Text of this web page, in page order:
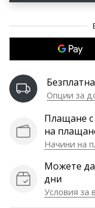
страница
Накарайте
ги
да
генерират
Покажи
всички
статии
Опции за
Плащане с
на
Начини на
Можете да
дни
Условия за